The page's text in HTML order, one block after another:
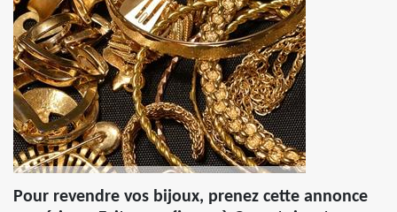
Pour revendre vos bijoux, prenez cette annonce